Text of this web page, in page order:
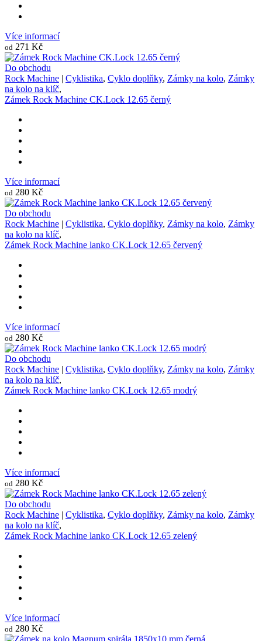
Více informací
od 271 Kč
Do obchodu
Rock Machine | Cyklistika, Cyklo doplňky, Zámky na kolo, Zámky
na kolo na klíč,
Zámek Rock Machine CK.Lock 12.65 černý
Více informací
od 280 Kč
Do obchodu
Rock Machine | Cyklistika, Cyklo doplňky, Zámky na kolo, Zámky
na kolo na klíč,
Zámek Rock Machine lanko CK.Lock 12.65 červený
Více informací
od 280 Kč
Do obchodu
Rock Machine | Cyklistika, Cyklo doplňky, Zámky na kolo, Zámky
na kolo na klíč,
Zámek Rock Machine lanko CK.Lock 12.65 modrý
Více informací
od 280 Kč
Do obchodu
Rock Machine | Cyklistika, Cyklo doplňky, Zámky na kolo, Zámky
na kolo na klíč,
Zámek Rock Machine lanko CK.Lock 12.65 zelený
Více informací
od 280 Kč